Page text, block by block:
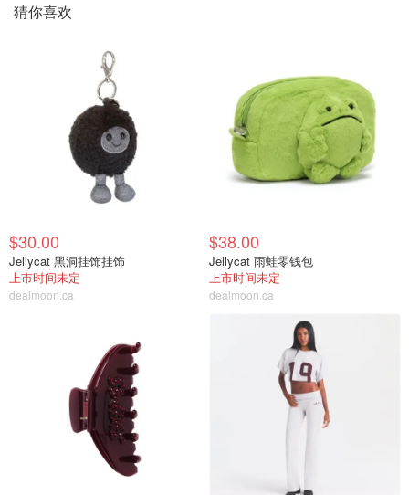
猜你喜欢
$30.00
Jellycat 黑洞挂饰挂饰
上市时间未定
dealmoon.ca
$38.00
Jellycat 雨蛙零钱包
上市时间未定
dealmoon.ca